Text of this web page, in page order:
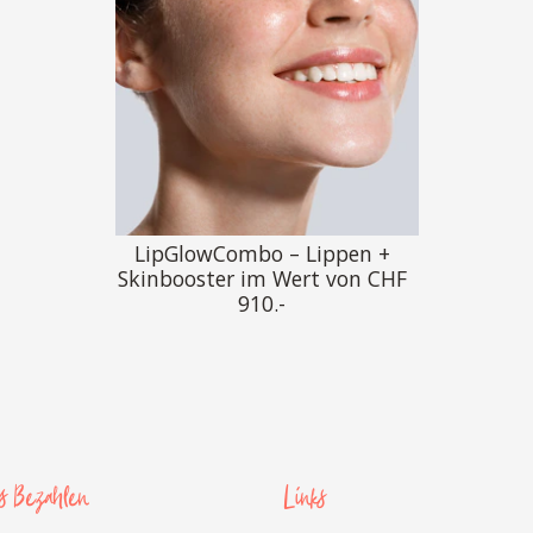
LipGlowCombo – Lippen +
Skinbooster im Wert von CHF
910.-
Bezahlen Links